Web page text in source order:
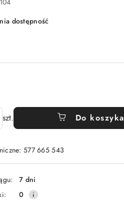
dostępność
szt. Do koszyka
577 665 543
7 dni
0